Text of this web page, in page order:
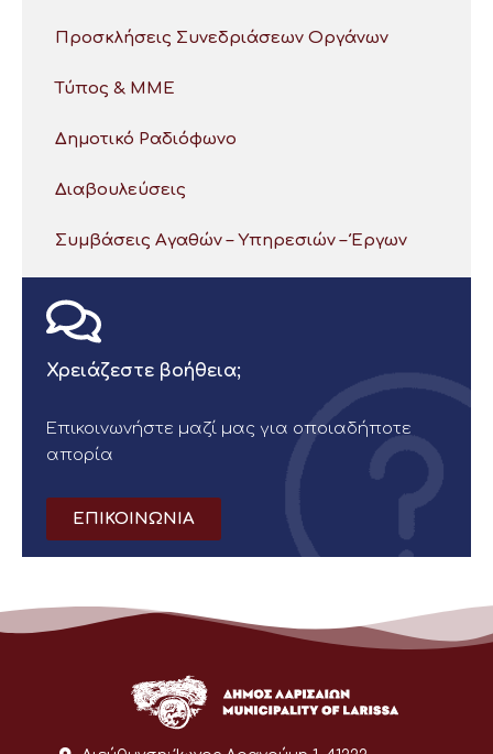
Προσκλήσεις Συνεδριάσεων Οργάνων
Τύπος & ΜΜΕ
Δημοτικό Ραδιόφωνο
Διαβουλεύσεις
Συμβάσεις Αγαθών – Υπηρεσιών – Έργων
Χρειάζεστε βοήθεια;
Επικοινωνήστε μαζί μας για οποιαδήποτε
απορία
ΕΠΙΚΟΙΝΩΝΙΑ